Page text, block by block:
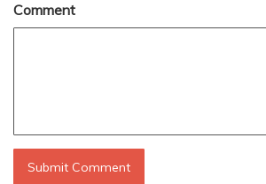
Comment